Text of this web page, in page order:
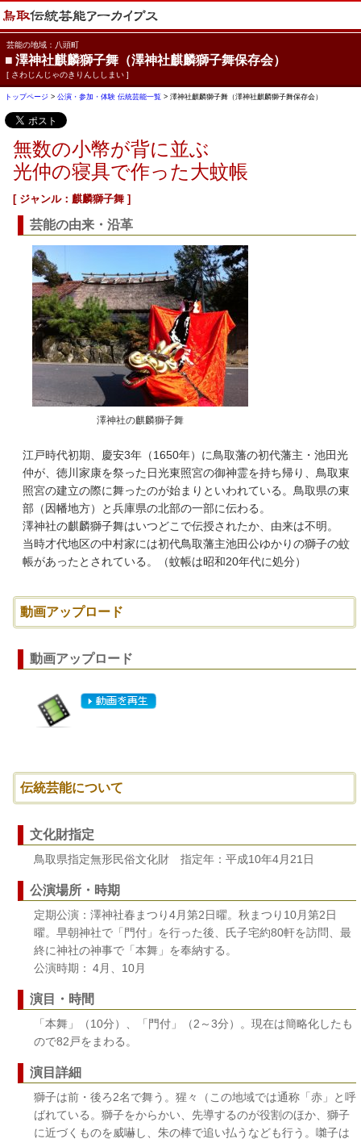
芸能の地域：八頭町
■ 澤神社麒麟獅子舞（澤神社麒麟獅子舞保存会）
[ さわじんじゃのきりんししまい ]
トップページ > 公演・参加・体験 伝統芸能一覧 > 澤神社麒麟獅子舞（澤神社麒麟獅子舞保存会）
無数の小幣が背に並ぶ
光仲の寝具で作った大蚊帳
[ ジャンル：麒麟獅子舞 ]
芸能の由来・沿革
澤神社の麒麟獅子舞
江戸時代初期、慶安3年（1650年）に鳥取藩の初代藩主・池田光
仲が、徳川家康を祭った日光東照宮の御神霊を持ち帰り、鳥取東
照宮の建立の際に舞ったのが始まりといわれている。鳥取県の東
部（因幡地方）と兵庫県の北部の一部に伝わる。
澤神社の麒麟獅子舞はいつどこで伝授されたか、由来は不明。
当時才代地区の中村家には初代鳥取藩主池田公ゆかりの獅子の蚊
帳があったとされている。（蚊帳は昭和20年代に処分）
動画アップロード
動画アップロード
伝統芸能について
文化財指定
鳥取県指定無形民俗文化財 指定年：平成10年4月21日
公演場所・時期
定期公演：澤神社春まつり4月第2日曜。秋まつり10月第2日
曜。早朝神社で「門付」を行った後、氏子宅約80軒を訪問、最
終に神社の神事で「本舞」を奉納する。
公演時期： 4月、10月
演目・時間
「本舞」（10分）、「門付」（2～3分）。現在は簡略化したも
ので82戸をまわる。
演目詳細
獅子は前・後ろ2名で舞う。猩々（この地域では通称「赤」と呼
ばれている。獅子をからかい、先導するのが役割のほか、獅子
に近づくものを威嚇し、朱の棒で追い払うなども行う。囃子は